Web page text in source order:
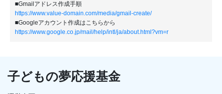
■Gmailアドレス作成手順
https://www.value-domain.com/media/gmail-create/
■Googleアカウント作成はこちらから
https://www.google.co.jp/mail/help/intl/ja/about.html?vm=r
子どもの夢応援基金